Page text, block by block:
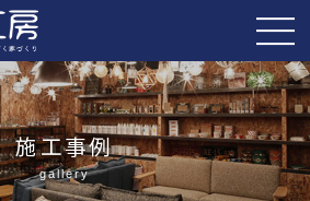
施工事例
gallery